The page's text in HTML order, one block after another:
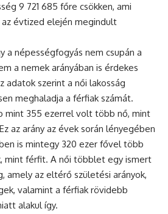
9 721 685 főre csökken, ami
évtized elején megindult
a népességfogyás nem csupán a
a nemek arányában is érdekes
adatok szerint a női lakosság
meghaladja a férfiak számát.
mint 355 ezerrel volt több nő, mint
az arány az évek során lényegében
is mintegy 320 ezer fővel több
mint férfit. A női többlet egy ismert
amely az eltérő születési arányok,
valamint a férfiak rövidebb
alakul így.